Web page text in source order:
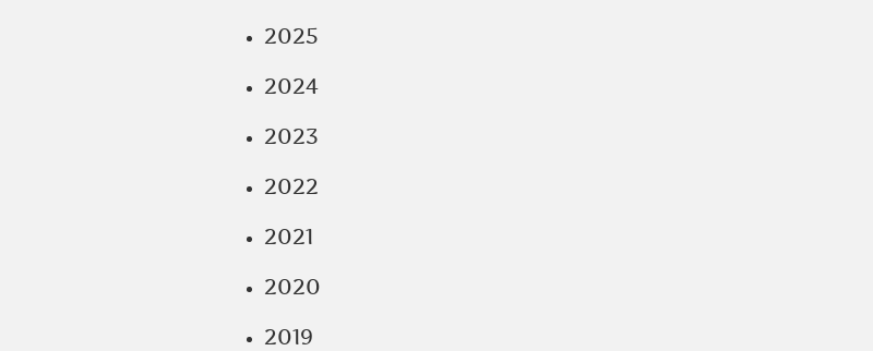
2025
2024
2023
2022
2021
2020
2019